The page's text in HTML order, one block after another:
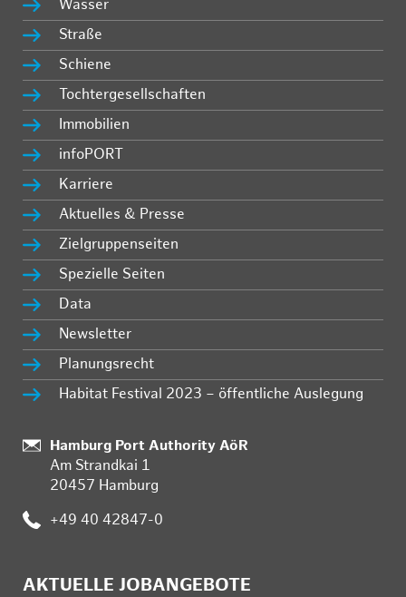
Wasser
Straße
Schiene
Tochtergesellschaften
Immobilien
infoPORT
Karriere
Aktuelles & Presse
Zielgruppenseiten
Spezielle Seiten
Data
Newsletter
Planungsrecht
Habitat Festival 2023 – öffentliche Auslegung
Standort:
Hamburg Port Authority AöR
Am Strandkai 1
20457 Hamburg
Telefon:
+49 40 42847-0
AKTUELLE JOBANGEBOTE